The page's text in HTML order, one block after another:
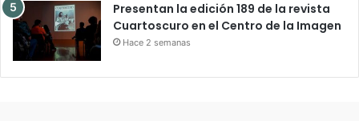
Presentan la edición 189 de la revista
Cuartoscuro en el Centro de la Imagen
Hace 2 semanas